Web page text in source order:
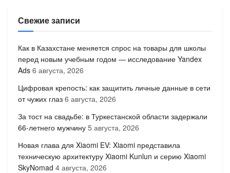
Свежие записи
Как в Казахстане меняется спрос на товары для школы
перед новым учебным годом — исследование Yandex
Ads 6 августа, 2026
Цифровая крепость: как защитить личные данные в сети
от чужих глаз 6 августа, 2026
За тост на свадьбе: в Туркестанской области задержали
66-летнего мужчину 5 августа, 2026
Новая глава для Xiaomi EV: Xiaomi представила
техническую архитектуру Xiaomi Kunlun и серию Xiaomi
SkyNomad 4 августа, 2026